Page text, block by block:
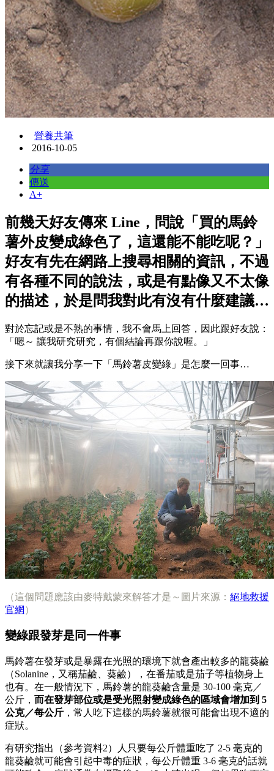
營養共筆
2016-10-05
分享
傳送
A+
前幾天好友傳來 Line，問說「買的馬鈴
薯外皮變成綠色了，這還能不能吃呢？」
好友有先在網路上搜尋相關的資訊，不過
有各種不同的說法，或是有點像又不太像
的描述，於是問我對此有沒有什麼建議…
對於忘記或是不熟的事情，我不會馬上回答，因此跟好友說：
「嗯～ 讓我研究研究，有個結論再跟你說喔。」
接下來就讓我分享一下「馬鈴薯皮變綠」是怎麼一回事…
（這個問題應該由麥特戴蒙來解答才是～圖片來源： 絕地救援
官網 ）
變綠跟發芽是同一件事
馬鈴薯在發芽或是暴露在光照的環境下就會產出較多的龍葵鹼
（Solanine，又稱茄鹼、葵鹼），在番茄或是茄子等植物身上
也有。在一般情況下，馬鈴薯的龍葵鹼含量是 30-100 毫克／
公斤， 而在發芽部位或是受光照射變成綠色的區域會增加到 5
公克／每公斤 ，常人吃下這樣的馬鈴薯就很可能會出現不適的
症狀。
有研究指出（參考資料2）人只要每公斤體重吃了 2-5 毫克的
龍葵鹼就可能會引起中毒的症狀，每公斤體重 3-6 毫克的話就